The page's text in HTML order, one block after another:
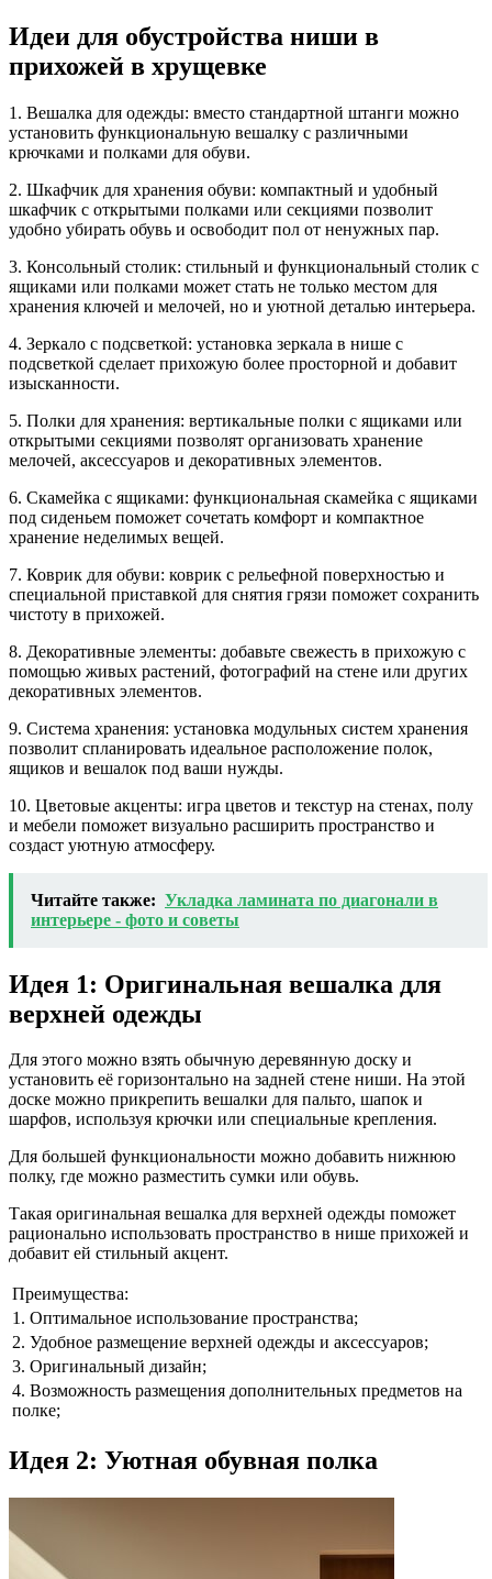
Идеи для обустройства ниши в
прихожей в хрущевке
1. Вешалка для одежды: вместо стандартной штанги можно
установить функциональную вешалку с различными
крючками и полками для обуви.
2. Шкафчик для хранения обуви: компактный и удобный
шкафчик с открытыми полками или секциями позволит
удобно убирать обувь и освободит пол от ненужных пар.
3. Консольный столик: стильный и функциональный столик с
ящиками или полками может стать не только местом для
хранения ключей и мелочей, но и уютной деталью интерьера.
4. Зеркало с подсветкой: установка зеркала в нише с
подсветкой сделает прихожую более просторной и добавит
изысканности.
5. Полки для хранения: вертикальные полки с ящиками или
открытыми секциями позволят организовать хранение
мелочей, аксессуаров и декоративных элементов.
6. Скамейка с ящиками: функциональная скамейка с ящиками
под сиденьем поможет сочетать комфорт и компактное
хранение неделимых вещей.
7. Коврик для обуви: коврик с рельефной поверхностью и
специальной приставкой для снятия грязи поможет сохранить
чистоту в прихожей.
8. Декоративные элементы: добавьте свежесть в прихожую с
помощью живых растений, фотографий на стене или других
декоративных элементов.
9. Система хранения: установка модульных систем хранения
позволит спланировать идеальное расположение полок,
ящиков и вешалок под ваши нужды.
10. Цветовые акценты: игра цветов и текстур на стенах, полу
и мебели поможет визуально расширить пространство и
создаст уютную атмосферу.
Читайте также: Укладка ламината по диагонали в
интерьере - фото и советы
Идея 1: Оригинальная вешалка для
верхней одежды
Для этого можно взять обычную деревянную доску и
установить её горизонтально на задней стене ниши. На этой
доске можно прикрепить вешалки для пальто, шапок и
шарфов, используя крючки или специальные крепления.
Для большей функциональности можно добавить нижнюю
полку, где можно разместить сумки или обувь.
Такая оригинальная вешалка для верхней одежды поможет
рационально использовать пространство в нише прихожей и
добавит ей стильный акцент.
Преимущества:
1. Оптимальное использование пространства;
2. Удобное размещение верхней одежды и аксессуаров;
3. Оригинальный дизайн;
4. Возможность размещения дополнительных предметов на
полке;
Идея 2: Уютная обувная полка